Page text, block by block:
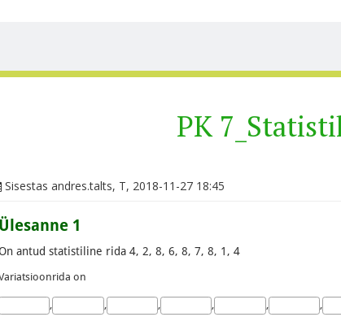
PK
Sisestasandres.talts, T, 2018-11-27 18:45